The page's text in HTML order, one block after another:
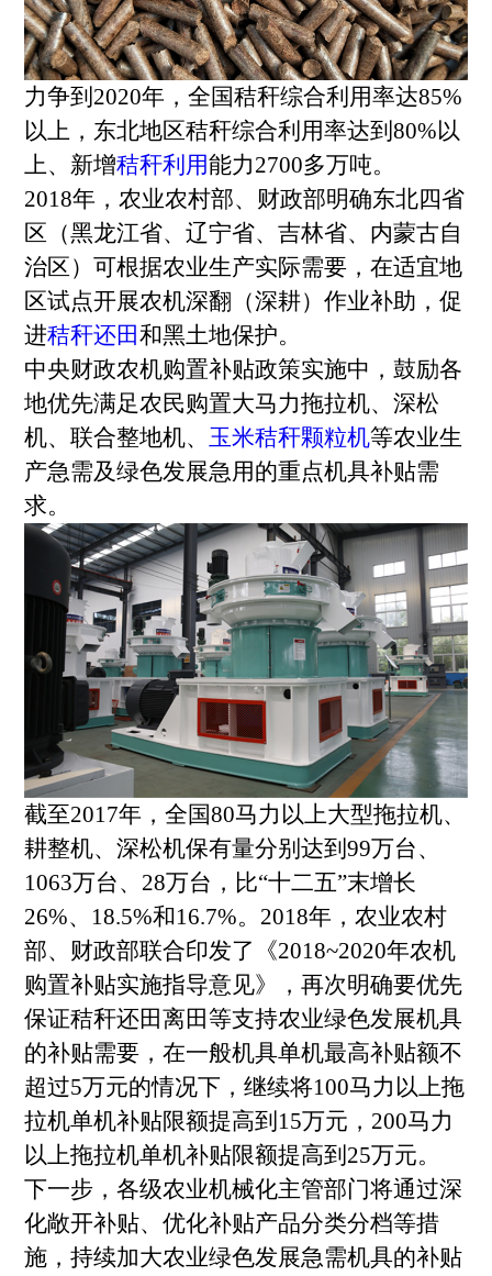
力争到2020年，全国秸秆综合利用率达85%
以上，东北地区秸秆综合利用率达到80%以
上、新增秸秆利用能力2700多万吨。
2018年，农业农村部、财政部明确东北四省
区（黑龙江省、辽宁省、吉林省、内蒙古自
治区）可根据农业生产实际需要，在适宜地
区试点开展农机深翻（深耕）作业补助，促
进秸秆还田和黑土地保护。
中央财政农机购置补贴政策实施中，鼓励各
地优先满足农民购置大马力拖拉机、深松
机、联合整地机、 玉米秸秆颗粒机等农业生
产急需及绿色发展急用的重点机具补贴需
求。
截至2017年，全国80马力以上大型拖拉机、
耕整机、深松机保有量分别达到99万台、
1063万台、28万台，比“十二五”末增长
26%、18.5%和16.7%。2018年，农业农村
部、财政部联合印发了《2018~2020年农机
购置补贴实施指导意见》，再次明确要优先
保证秸秆还田离田等支持农业绿色发展机具
的补贴需要，在一般机具单机最高补贴额不
超过5万元的情况下，继续将100马力以上拖
拉机单机补贴限额提高到15万元，200马力
以上拖拉机单机补贴限额提高到25万元。
下一步，各级农业机械化主管部门将通过深
化敞开补贴、优化补贴产品分类分档等措
施，持续加大农业绿色发展急需机具的补贴